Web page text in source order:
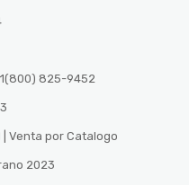
825-9452
| Venta por Catalogo
2023